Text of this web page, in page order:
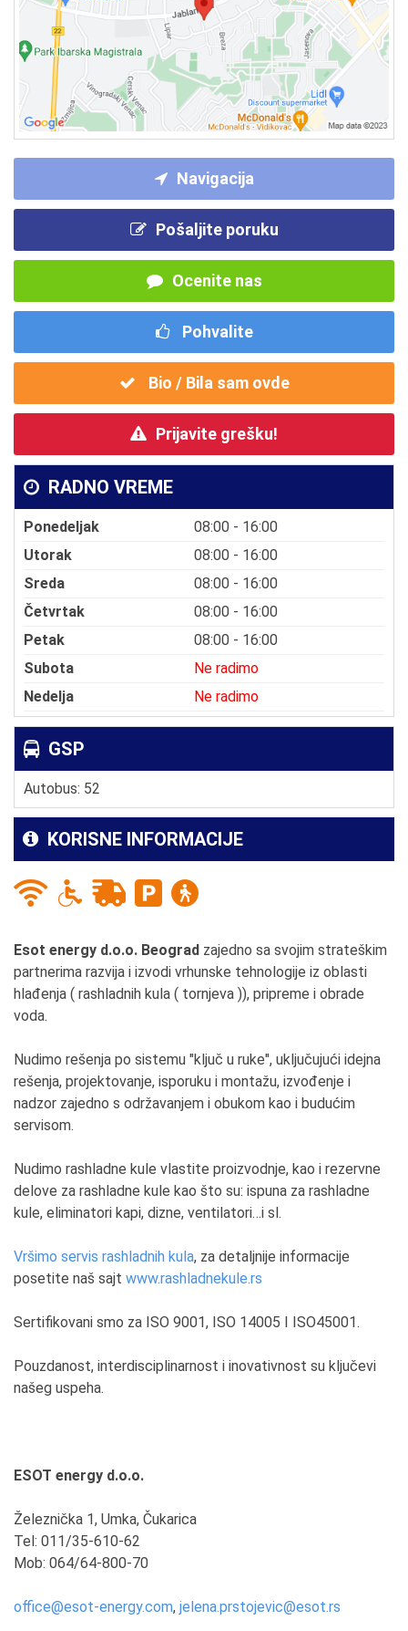
Navigacija
Pošaljite poruku
Ocenite nas
Pohvalite
Bio / Bila sam ovde
Prijavite grešku!
RADNO VREME
Ponedeljak
08:00 - 16:00
Utorak
08:00 - 16:00
Sreda
08:00 - 16:00
Četvrtak
08:00 - 16:00
Petak
08:00 - 16:00
Subota
Ne radimo
Nedelja
Ne radimo
GSP
Autobus: 52
KORISNE INFORMACIJE
Esot energy d.o.o. Beograd zajedno sa svojim strateškim
partnerima razvija i izvodi vrhunske tehnologije iz oblasti
hlađenja ( rashladnih kula ( tornjeva )), pripreme i obrade
voda.
Nudimo rešenja po sistemu "ključ u ruke", uključujući idejna
rešenja, projektovanje, isporuku i montažu, izvođenje i
nadzor zajedno s održavanjem i obukom kao i budućim
servisom.
Nudimo rashladne kule vlastite proizvodnje, kao i rezervne
delove za rashladne kule kao što su: ispuna za rashladne
kule, eliminatori kapi, dizne, ventilatori…i sl.
Vršimo servis rashladnih kula, za detaljnije informacije
posetite naš sajt www.rashladnekule.rs
Sertifikovani smo za ISO 9001, ISO 14005 I ISO45001.
Pouzdanost, interdisciplinarnost i inovativnost su ključevi
našeg uspeha.
ESOT energy d.o.o.
Železnička 1, Umka, Čukarica
Tel: 011/35-610-62
Mob: 064/64-800-70
office@esot-energy.com, jelena.prstojevic@esot.rs